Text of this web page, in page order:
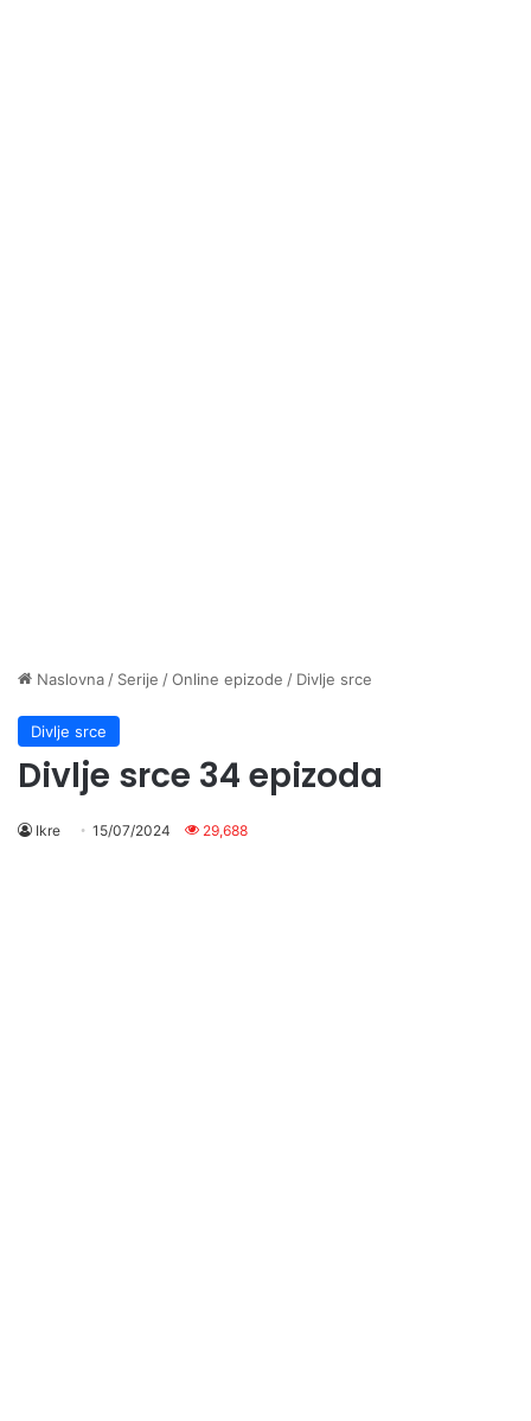
Naslovna / Serije /Online epizode / Divlje srce
Divlje srce
Divlje srce 34 epizoda
Ikre 15/07/2024 29,688